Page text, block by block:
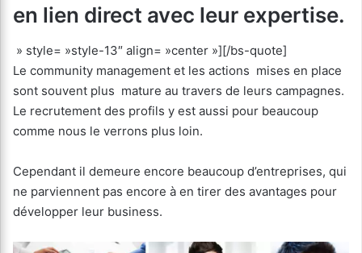
en lien direct avec leur expertise.
» style= »style-13″ align= »center »][/bs-quote]
Le community management et les actions mises en place
sont souvent plus mature au travers de leurs campagnes.
Le recrutement des profils y est aussi pour beaucoup
comme nous le verrons plus loin.
Cependant il demeure encore beaucoup d’entreprises, qui
ne parviennent pas encore à en tirer des avantages pour
développer leur business.